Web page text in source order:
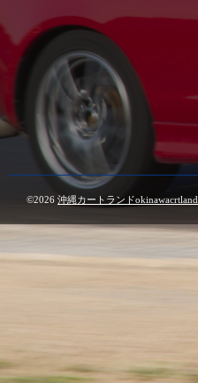
©2026 沖縄カートランドokinawacrtland